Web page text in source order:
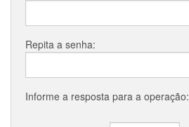
Repita a senha:
Informe a resposta para a operação: